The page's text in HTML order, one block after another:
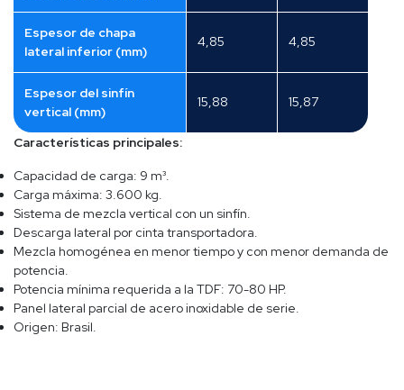
Espesor de chapa
lateral inferior (mm)
4,85 4,85
Espesor del sinfín
vertical (mm)
15,88 15,87
Características principales:
Capacidad de carga: 9 m³.
Carga máxima: 3.600 kg.
Sistema de mezcla vertical con un sinfín.
Descarga lateral por cinta transportadora.
Mezcla homogénea en menor tiempo y con menor demanda de
potencia.
Potencia mínima requerida a la TDF: 70-80 HP.
Panel lateral parcial de acero inoxidable de serie.
Origen: Brasil.